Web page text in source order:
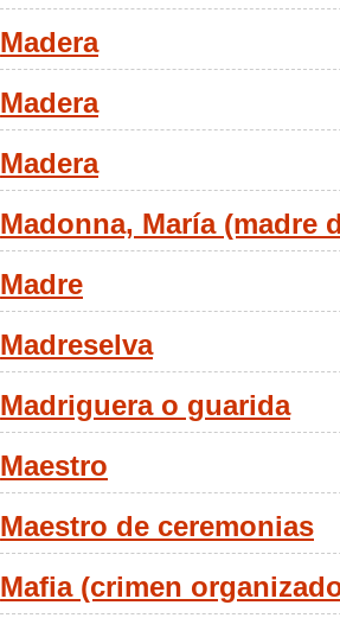
Madera
Madera
Madera
Madonna, María (madre
Madre
Madreselva
Madriguera o guarida
Maestro
Maestro de ceremonias
Mafia (crimen